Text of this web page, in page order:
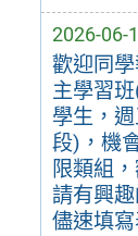
2026-06-
歡迎同
主學習
學生，
段)，機
限類組
請有興
儘速填寫